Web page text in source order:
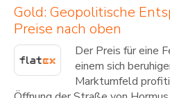
Gold: Geopolitische
Preise nach oben
Der Preis für eine
einem sich
Marktumfeld